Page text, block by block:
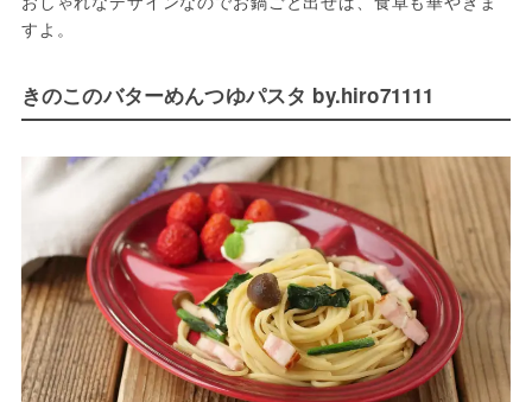
すよ。
きのこのバターめんつゆパスタ by.hiro71111